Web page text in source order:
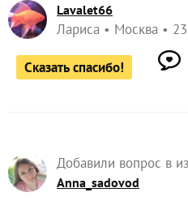
Lavalet66
Лариса Москва
Сказать спасибо!
Добавили вопрос в
Anna_sadovod